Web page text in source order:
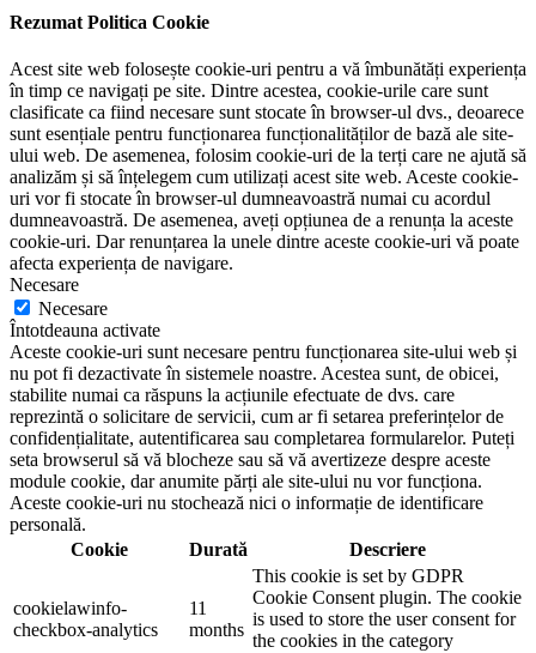
Rezumat Politica Cookie
Acest site web folosește cookie-uri pentru a vă îmbunătăți experiența
în timp ce navigați pe site. Dintre acestea, cookie-urile care sunt
clasificate ca fiind necesare sunt stocate în browser-ul dvs., deoarece
sunt esențiale pentru funcționarea funcționalităților de bază ale site-
ului web. De asemenea, folosim cookie-uri de la terți care ne ajută să
analizăm și să înțelegem cum utilizați acest site web. Aceste cookie-
uri vor fi stocate în browser-ul dumneavoastră numai cu acordul
dumneavoastră. De asemenea, aveți opțiunea de a renunța la aceste
cookie-uri. Dar renunțarea la unele dintre aceste cookie-uri vă poate
afecta experiența de navigare.
Necesare
Necesare
Întotdeauna activate
Aceste cookie-uri sunt necesare pentru funcționarea site-ului web și
nu pot fi dezactivate în sistemele noastre. Acestea sunt, de obicei,
stabilite numai ca răspuns la acțiunile efectuate de dvs. care
reprezintă o solicitare de servicii, cum ar fi setarea preferințelor de
confidențialitate, autentificarea sau completarea formularelor. Puteți
seta browserul să vă blocheze sau să vă avertizeze despre aceste
module cookie, dar anumite părți ale site-ului nu vor funcționa.
Aceste cookie-uri nu stochează nici o informație de identificare
personală.
Cookie
Durată Descriere
cookielawinfo-
checkbox-analytics
11
months
This cookie is set by GDPR
Cookie Consent plugin. The cookie
is used to store the user consent for
the cookies in the category